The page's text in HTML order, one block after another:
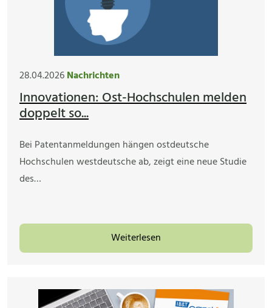
28.04.2026Nachrichten
Innovationen: Ost-Hochschulen melden
doppelt so...
Bei Patentanmeldungen hängen ostdeutsche
Hochschulen westdeutsche ab, zeigt eine neue Studie
des…
Weiterlesen